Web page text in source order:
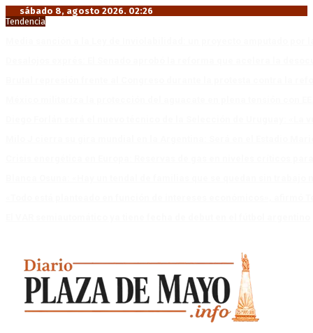
sábado 8, agosto 2026. 02:26
Tendencia